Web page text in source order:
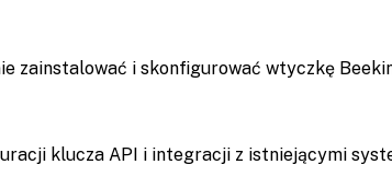
zainstalować i skonfigurować wtyczkę
klucza API i integracji z istniejącymi